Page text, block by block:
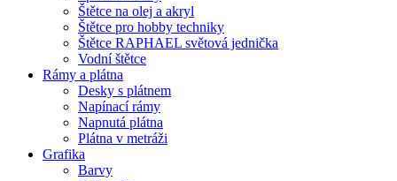
Štětce na olej a akryl
Štětce pro hobby techniky
Štětce RAPHAEL světová jednička
Vodní štětce
Rámy a plátna
Desky s plátnem
Napínací rámy
Napnutá plátna
Plátna v metráži
Grafika
Barvy